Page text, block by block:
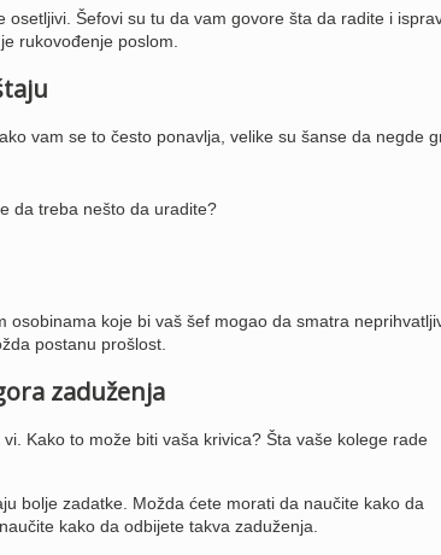
osetljivi. Šefovi su tu da vam govore šta da radite i
rukovođenje poslom.
vam se to često ponavlja, velike su šanse da negde
da treba nešto da uradite?
osobinama koje bi vaš šef mogao da smatra
postanu prošlost.
zaduženja
Kako to može biti vaša krivica? Šta vaše kolege rade
bolje zadatke. Možda ćete morati da naučite kako da
kako da odbijete takva zaduženja.